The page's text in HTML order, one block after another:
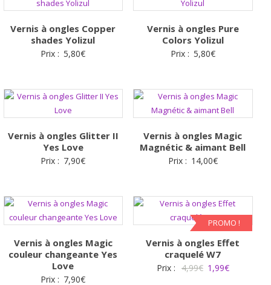
13,99€.
Vernis à ongles Copper
shades Yolizul
Prix : 5,80€
Vernis à ongles Pure
Colors Yolizul
Prix : 5,80€
Vernis à ongles Glitter II
Yes Love
Prix : 7,90€
Vernis à ongles Magic
Magnétic & aimant Bell
Prix : 14,00€
Vernis à ongles Magic
couleur changeante Yes
Love
Prix : 7,90€
PROMO !
Vernis à ongles Effet
craquelé W7
Prix : 4,99€ Le
1,99€Le